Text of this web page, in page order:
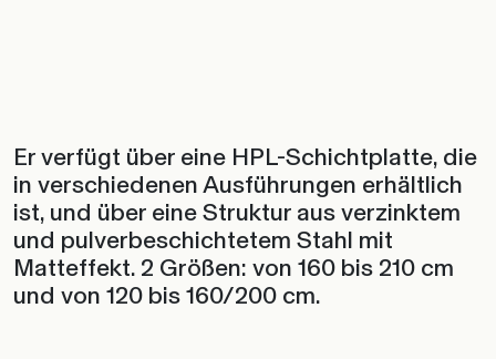
Er verfügt über eine HPL-Schichtplatte, die
in verschiedenen Ausführungen erhältlich
ist, und über eine Struktur aus verzinktem
und pulverbeschichtetem Stahl mit
Matteffekt. 2 Größen: von 160 bis 210 cm
und von 120 bis 160/200 cm.